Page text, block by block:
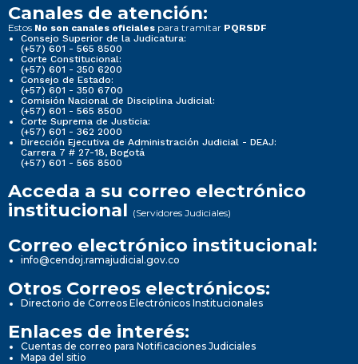
Canales de atención:
Estos No son canales oficiales para tramitar PQRSDF
Consejo Superior de la Judicatura:
(+57) 601 - 565 8500
Corte Constitucional:
(+57) 601 - 350 6200
Consejo de Estado:
(+57) 601 - 350 6700
Comisión Nacional de Disciplina Judicial:
(+57) 601 - 565 8500
Corte Suprema de Justicia:
(+57) 601 - 362 2000
Dirección Ejecutiva de Administración Judicial - DEAJ:
Carrera 7 # 27-18, Bogotá
(+57) 601 - 565 8500
Acceda a su correo electrónico
institucional (Servidores Judiciales)
Correo electrónico institucional:
info@cendoj.ramajudicial.gov.co
Otros Correos electrónicos:
Directorio de Correos Electrónicos Institucionales
Enlaces de interés:
Cuentas de correo para Notificaciones Judiciales
Mapa del sitio